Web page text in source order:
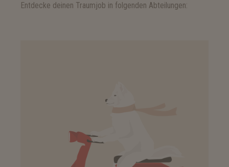
Entdecke deinen Traumjob in folgenden Abteilungen: